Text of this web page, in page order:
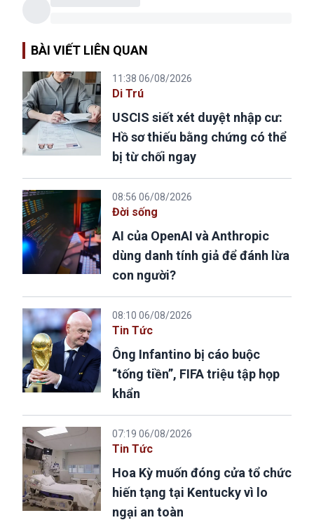
BÀI VIẾT LIÊN QUAN
11:38 06/08/2026
Di Trú
USCIS siết xét duyệt nhập cư:
Hồ sơ thiếu bằng chứng có thể
bị từ chối ngay
08:56 06/08/2026
Đời sống
AI của OpenAI và Anthropic
dùng danh tính giả để đánh lừa
con người?
08:10 06/08/2026
Tin Tức
Ông Infantino bị cáo buộc
“tống tiền”, FIFA triệu tập họp
khẩn
07:19 06/08/2026
Tin Tức
Hoa Kỳ muốn đóng cửa tổ chức
hiến tạng tại Kentucky vì lo
ngại an toàn